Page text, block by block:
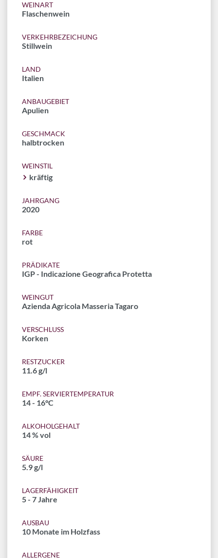
WEINART
Flaschenwein
VERKEHRBEZEICHUNG
Stillwein
LAND
Italien
ANBAUGEBIET
Apulien
GESCHMACK
halbtrocken
WEINSTIL
kräftig
JAHRGANG
2020
FARBE
rot
PRÄDIKATE
IGP - Indicazione Geografica Protetta
WEINGUT
Azienda Agricola Masseria Tagaro
VERSCHLUSS
Korken
RESTZUCKER
11.6 g/l
EMPF. SERVIERTEMPERATUR
14 - 16°C
ALKOHOLGEHALT
14 % vol
SÄURE
5.9 g/l
LAGERFÄHIGKEIT
5 - 7 Jahre
AUSBAU
10 Monate im Holzfass
ALLERGENE